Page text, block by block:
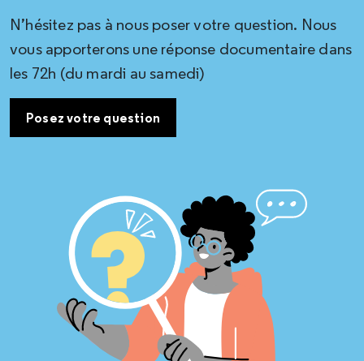
N’hésitez pas à nous poser votre question. Nous
vous apporterons une réponse documentaire dans
les 72h (du mardi au samedi)
Posez votre question